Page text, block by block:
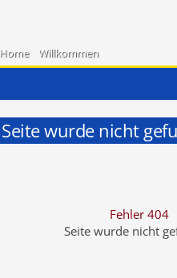
Home Willkommen
Seite wurde nicht
Fehler 404
Seite wurde nicht